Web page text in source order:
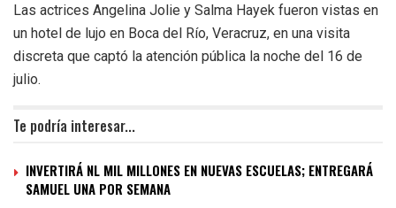
Las actrices Angelina Jolie y Salma Hayek fueron vistas en
un hotel de lujo en Boca del Río, Veracruz, en una visita
discreta que captó la atención pública la noche del 16 de
julio.
Te podría interesar...
INVERTIRÁ NL MIL MILLONES EN NUEVAS ESCUELAS; ENTREGARÁ
SAMUEL UNA POR SEMANA